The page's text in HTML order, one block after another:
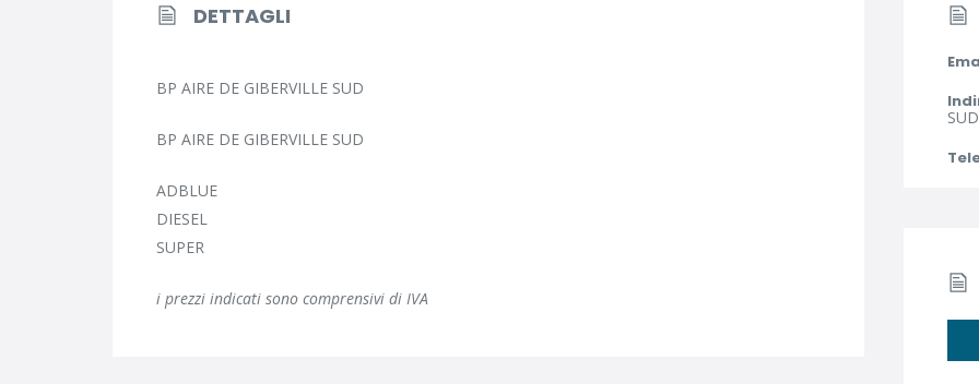
DETTAGLI
BP AIRE DE GIBERVILLE SUD
BP AIRE DE GIBERVILLE SUD
ADBLUE
DIESEL
SUPER
i prezzi indicati sono comprensivi di IVA